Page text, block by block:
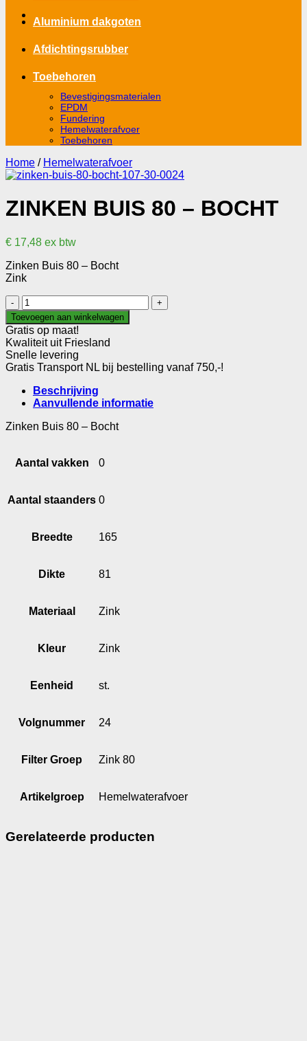
Aluminium dakgoten
Afdichtingsrubber
Toebehoren
Bevestigingsmaterialen
EPDM
Fundering
Hemelwaterafvoer
Toebehoren
Home / Hemelwaterafvoer
ZINKEN BUIS 80 – BOCHT
€ 17,48 ex btw
Zinken Buis 80 – Bocht
Zink
Zinken
Buis
80
-
Bocht
aantal
Toevoegen aan winkelwagen
Gratis op maat!
Kwaliteit uit Friesland
Snelle levering
Gratis Transport NL bij bestelling vanaf 750,-!
Beschrijving
Aanvullende informatie
Zinken Buis 80 – Bocht
Aantal vakken 0
Aantal staanders 0
Breedte 165
Dikte 81
Materiaal Zink
Kleur Zink
Eenheid st.
Volgnummer 24
Filter Groep Zink 80
Artikelgroep Hemelwaterafvoer
Gerelateerde producten